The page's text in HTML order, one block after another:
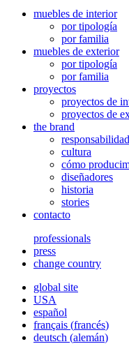
muebles de interior
por tipología
por familia
muebles de exterior
por tipología
por familia
proyectos
proyectos de
proyectos de
the brand
cultura
cómo
diseñadores
historia
stories
contacto
professionals
press
change country
global site
USA
español
français (francés)
deutsch (alemán)